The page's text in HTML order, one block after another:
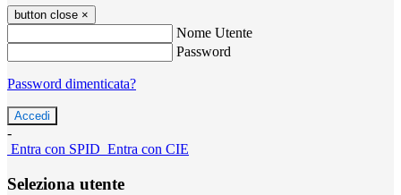
button close ×
Nome Utente
Password
Password dimenticata?
-
Entra con SPID Entra con CIE
Seleziona utente